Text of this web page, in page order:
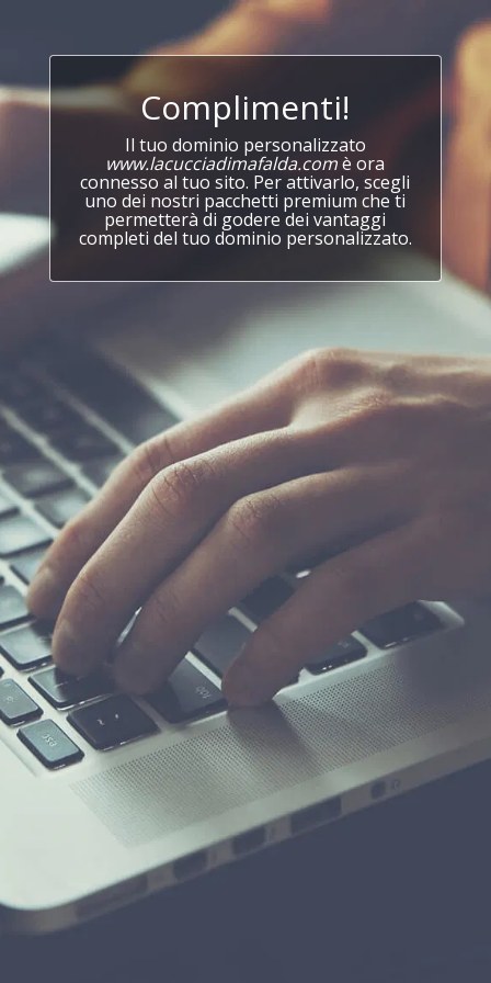
Complimenti!
Il tuo dominio personalizzato
www.lacucciadimafalda.comè ora
connesso al tuo sito. Per attivarlo, scegli
uno dei nostri pacchetti premium che ti
permetterà di godere dei vantaggi
completi del tuo dominio personalizzato.